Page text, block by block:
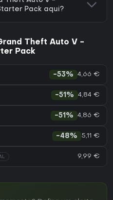
Pack aqui?
Theft Auto V -
Pack
-53% 4,66 €
-51% 4,84 €
-51% 4,86 €
-48% 5,11 €
9,99 €